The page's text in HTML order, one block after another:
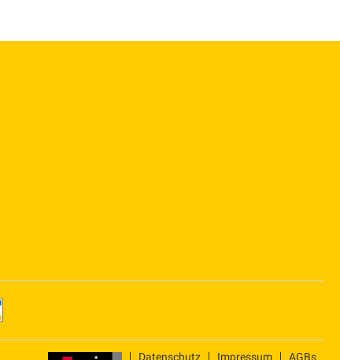
Datenschutz Impressum AGBs